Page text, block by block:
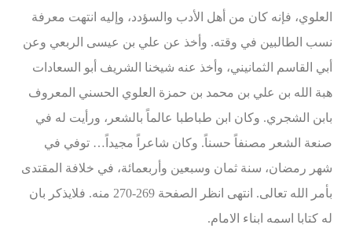
العلوي، فإنه كان من أهل الأدب والسؤدد، وإليه انتهت معرفة
نسب الطالبين في وقته. وأخذ عن علي بن عيسى الربعي وعن
أبي القاسم الثمانيني، وأخذ عنه شيخنا الشريف أبو السعادات
هبة الله بن علي بن محمد بن حمزة العلوي الحسني المعروف
بابن الشجري. وكان ابن طباطبا عالماً بالشعر، ورأيت له في
صنعة الشعر مصنفاً حسناً. وكان شاعراً مجيداً… توفي في
شهر رمضان، سنة ثمان وسبعين وأربعمائة، في خلافة المقتدى
بأمر الله تعالى. انتهى انظر الصفحة 269-270 منه. فلايذكر بان
له كتابا اسمه ابناء الامام.